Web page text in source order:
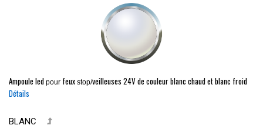
Ampoule led pour feux stop/veilleuses 24V de couleur blanc chaud et blanc froid
Détails
BLANC